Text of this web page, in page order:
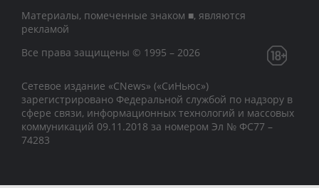
Материалы, помеченные знаком ■, являются
рекламой
Все права защищены © 1995 – 2026
Сетевое издание «CNews» («СиНьюс»)
зарегистрировано Федеральной службой по надзору в
сфере связи, информационных технологий и массовых
коммуникаций 09.11.2018 за номером Эл № ФС77 –
74283